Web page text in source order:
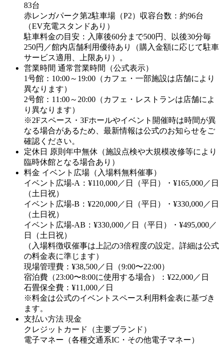
83台
赤レンガパーク第2駐車場（P2）収容台数：約96台
（EV充電スタンドあり）
駐車料金の目安：入庫後60分まで500円、以後30分毎
250円／館内店舗利用優待あり（購入金額に応じて駐車
サービス適用、上限あり）。
営業時間 通常営業時間（公式表示）
1号館：10:00～19:00（カフェ・一部施設は店舗により
異なります）
2号館：11:00～20:00（カフェ・レストランは店舗によ
り異なります）
※2Fスペース・3Fホールやイベント開催時は時間が異
なる場合があるため、最新情報は公式のお知らせをご
確認ください。
定休日 原則年中無休（施設点検や大規模改修等により
臨時休館となる場合あり）
料金 イベント広場（入場料無料催事）
イベント広場-A：¥110,000／日（平日）・¥165,000／日
（土日祝）
イベント広場-B：¥220,000／日（平日）・¥330,000／日
（土日祝）
イベント広場-AB：¥330,000／日（平日）・¥495,000／
日（土日祝）
（入場料徴収催事は上記の3倍程度の設定。詳細は公式
の料金表に準じます）
現場管理費：¥38,500／日（9:00〜22:00）
宿泊費（23:00〜8:00に使用する場合）：¥22,000／日
石畳保全費：¥11,000／日
※料金は公式のイベントスペース利用料金表に基づき
ます。
支払い方法 現金
クレジットカード（主要ブランド）
電子マネー（各種交通系IC・その他電子マネー）